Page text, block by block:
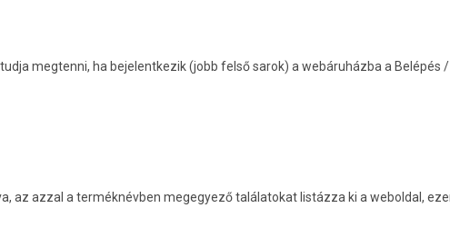
megtenni, ha bejelentkezik (jobb felső sarok) a webáruházba a Belépés
az azzal a terméknévben megegyező találatokat listázza ki a weboldal,